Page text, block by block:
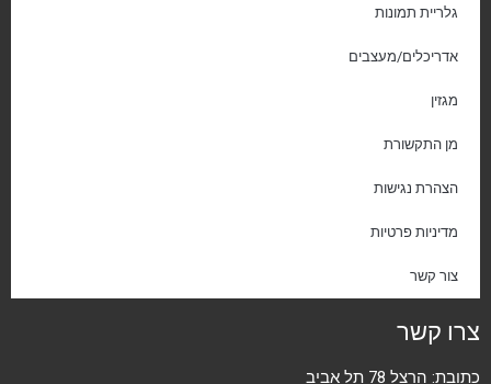
גלריית תמונות
אדריכלים/מעצבים
מגזין
מן התקשורת
הצהרת נגישות
מדיניות פרטיות
צור קשר
צרו קשר
כתובת: הרצל 78 תל אביב